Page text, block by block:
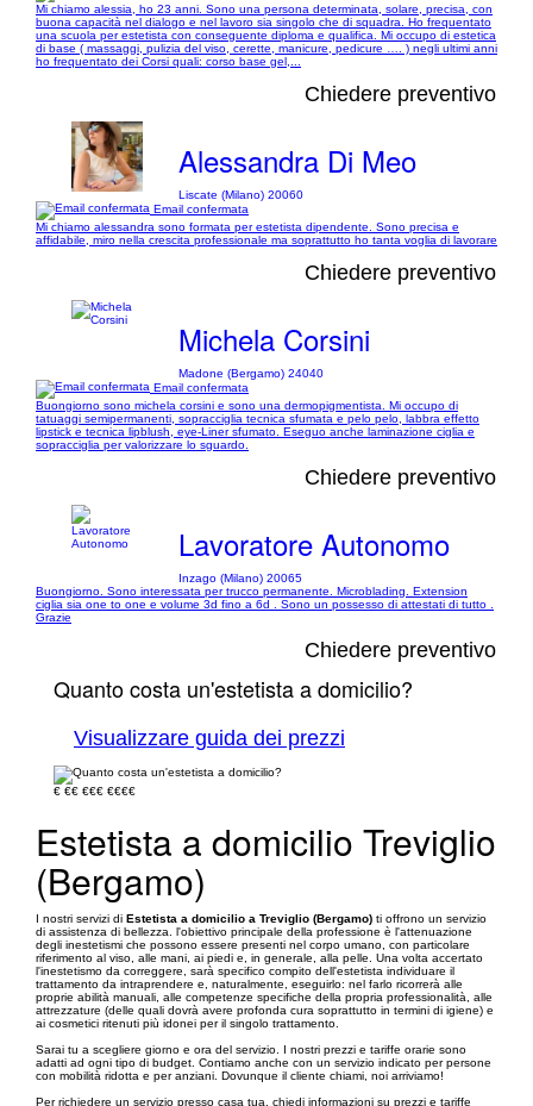
Mi chiamo alessia, ho 23 anni. Sono una persona determinata, solare, precisa, con
buona capacità nel dialogo e nel lavoro sia singolo che di squadra. Ho frequentato
una scuola per estetista con conseguente diploma e qualifica. Mi occupo di estetica
di base ( massaggi, pulizia del viso, cerette, manicure, pedicure …. ) negli ultimi anni
ho frequentato dei Corsi quali: corso base gel,...
Chiedere preventivo
Alessandra Di Meo
Liscate (Milano) 20060
Email confermata
Mi chiamo alessandra sono formata per estetista dipendente. Sono precisa e
affidabile, miro nella crescita professionale ma soprattutto ho tanta voglia di lavorare
Chiedere preventivo
Michela Corsini
Madone (Bergamo) 24040
Email confermata
Buongiorno sono michela corsini e sono una dermopigmentista. Mi occupo di
tatuaggi semipermanenti, sopracciglia tecnica sfumata e pelo pelo, labbra effetto
lipstick e tecnica lipblush, eye-Liner sfumato. Eseguo anche laminazione ciglia e
sopracciglia per valorizzare lo sguardo.
Chiedere preventivo
Lavoratore Autonomo
Inzago (Milano) 20065
Buongiorno. Sono interessata per trucco permanente. Microblading. Extension
ciglia sia one to one e volume 3d fino a 6d . Sono un possesso di attestati di tutto .
Grazie
Chiedere preventivo
Quanto costa un'estetista a domicilio?
Visualizzare guida dei prezzi
€ €€ €€€ €€€€
Estetista a domicilio Treviglio
(Bergamo)
I nostri servizi di Estetista a domicilio a Treviglio (Bergamo) ti offrono un servizio
di assistenza di bellezza. l'obiettivo principale della professione è l'attenuazione
degli inestetismi che possono essere presenti nel corpo umano, con particolare
riferimento al viso, alle mani, ai piedi e, in generale, alla pelle. Una volta accertato
l'inestetismo da correggere, sarà specifico compito dell'estetista individuare il
trattamento da intraprendere e, naturalmente, eseguirlo: nel farlo ricorrerà alle
proprie abilità manuali, alle competenze specifiche della propria professionalità, alle
attrezzature (delle quali dovrà avere profonda cura soprattutto in termini di igiene) e
ai cosmetici ritenuti più idonei per il singolo trattamento.
Sarai tu a scegliere giorno e ora del servizio. I nostri prezzi e tariffe orarie sono
adatti ad ogni tipo di budget. Contiamo anche con un servizio indicato per persone
con mobilità ridotta e per anziani. Dovunque il cliente chiami, noi arriviamo!
Per richiedere un servizio presso casa tua, chiedi informazioni su prezzi e tariffe